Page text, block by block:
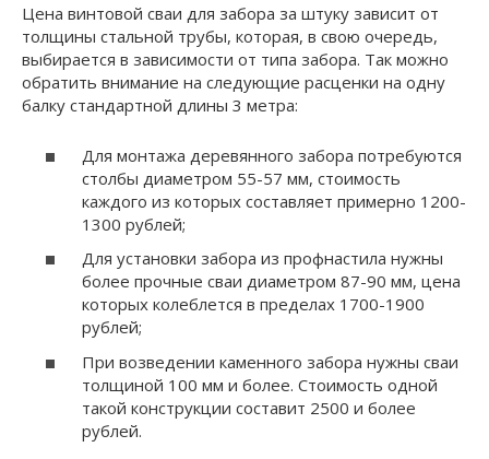
Цена винтовой сваи для забора за штуку зависит от
толщины стальной трубы, которая, в свою очередь,
выбирается в зависимости от типа забора. Так можно
обратить внимание на следующие расценки на одну
балку стандартной длины 3 метра:
Для монтажа деревянного забора потребуются
столбы диаметром 55-57 мм, стоимость
каждого из которых составляет примерно 1200-
1300 рублей;
Для установки забора из профнастила нужны
более прочные сваи диаметром 87-90 мм, цена
которых колеблется в пределах 1700-1900
рублей;
При возведении каменного забора нужны сваи
толщиной 100 мм и более. Стоимость одной
такой конструкции составит 2500 и более
рублей.